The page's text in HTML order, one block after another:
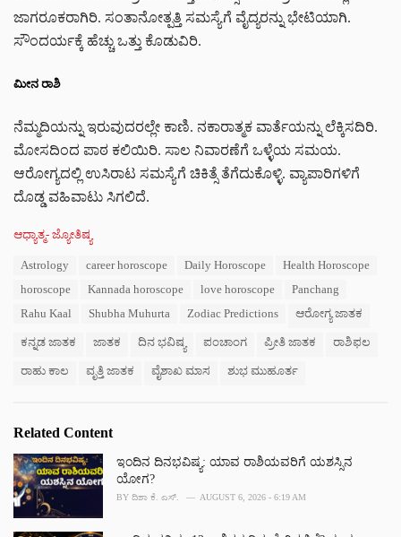
ಜಾಗರೂಕರಾಗಿರಿ. ಸಂತಾನೋತ್ಪತ್ತಿ ಸಮಸ್ಯೆಗೆ ವೈದ್ಯರನ್ನು ಭೇಟಿಯಾಗಿ.
ಸೌಂದರ್ಯಕ್ಕೆ ಹೆಚ್ಚು ಒತ್ತು ಕೊಡುವಿರಿ.
ಮೀನ ರಾಶಿ
ನೆಮ್ಮದಿಯನ್ನು ಇರುವುದರಲ್ಲೇ ಕಾಣಿ. ನಕಾರಾತ್ಮಕ ವಾರ್ತೆಯನ್ನು ಲೆಕ್ಕಿಸದಿರಿ.
ಮೋಸದಿಂದ ಪಾಠ ಕಲಿಯಿರಿ. ಸಾಲ ನಿವಾರಣೆಗೆ ಒಳ್ಳೆಯ ಸಮಯ.
ಆರೋಗ್ಯದಲ್ಲಿ ಉಸಿರಾಟ ಸಮಸ್ಯೆಗೆ ಚಿಕಿತ್ಸೆ ತೆಗೆದುಕೊಳ್ಳಿ. ವ್ಯಾಪಾರಿಗಳಿಗೆ
ದೊಡ್ಡ ವಹಿವಾಟು ಸಿಗಲಿದೆ.
C
ಆಧ್ಯಾತ್ಮ- ಜ್ಯೋತಿಷ್ಯ
Astrology career horoscope Daily Horoscope
Health Horoscope
horoscope
Kannada horoscope love horoscope
Panchang
Rahu Kaal
Shubha Muhurta Zodiac Predictions ಆರೋಗ್ಯ ಜಾತಕ
ಕನ್ನಡ ಜಾತಕ ಜಾತಕ ದಿನ ಭವಿಷ್ಯ ಪಂಚಾಂಗ ಪ್ರೀತಿ ಜಾತಕ ರಾಶಿಫಲ
ರಾಹು ಕಾಲ ವೃತ್ತಿ ಜಾತಕ ವೈಶಾಖ ಮಾಸ ಶುಭ ಮುಹೂರ್ತ
Related Content
ಇಂದಿನ ದಿನಭವಿಷ್ಯ: ಯಾವ ರಾಶಿಯವರಿಗೆ ಯಶಸ್ಸಿನ
ಯೋಗ?
BY ದಿಶಾ ಕೆ. ಎಸ್. AUGUST 6, 2026 - 6:19 AM